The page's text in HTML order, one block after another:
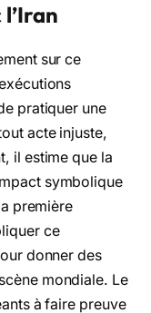
sur ce
pratiquer une
acte injuste,
il estime que la
symbolique
première
ce
donner des
mondiale. Le
à faire preuve